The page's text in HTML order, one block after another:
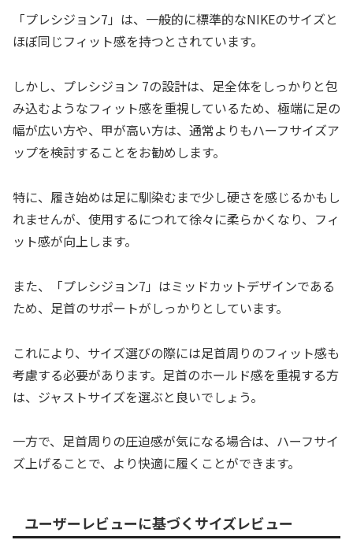
「プレシジョン7」は、一般的に標準的なNIKEのサイズと
ほぼ同じフィット感を持つとされています。
しかし、プレシジョン 7の設計は、足全体をしっかりと包
み込むようなフィット感を重視しているため、極端に足の
幅が広い方や、甲が高い方は、通常よりもハーフサイズア
ップを検討することをお勧めします。
特に、履き始めは足に馴染むまで少し硬さを感じるかもし
れませんが、使用するにつれて徐々に柔らかくなり、フィ
ット感が向上します。
また、「プレシジョン7」はミッドカットデザインである
ため、足首のサポートがしっかりとしています。
これにより、サイズ選びの際には足首周りのフィット感も
考慮する必要があります。足首のホールド感を重視する方
は、ジャストサイズを選ぶと良いでしょう。
一方で、足首周りの圧迫感が気になる場合は、ハーフサイ
ズ上げることで、より快適に履くことができます。
ユーザーレビューに基づくサイズレビュー